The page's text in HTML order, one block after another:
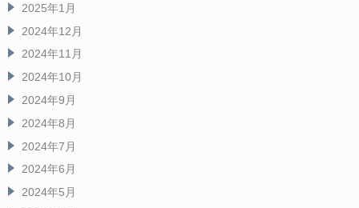
2025年1月
2024年12月
2024年11月
2024年10月
2024年9月
2024年8月
2024年7月
2024年6月
2024年5月